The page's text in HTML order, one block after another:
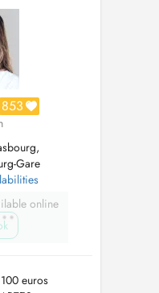
ENG:
853
Gare
online
euros